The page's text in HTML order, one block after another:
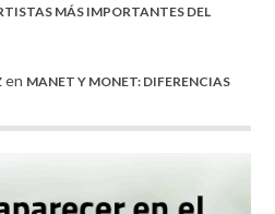
MÁS IMPORTANTES DEL
en MANET Y MONET: DIFERENCIAS